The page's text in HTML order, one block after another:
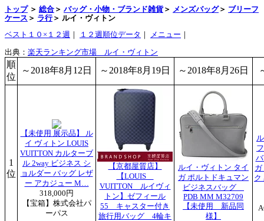
トップ＞ 総合 ＞ バッグ・小物・ブランド雑貨＞ メンズバッグ＞ ブリーフ
ケース ＞ ラ行＞ ルイ・ヴィトン
ベスト１０×１２週 ｜ １２週順位データ ｜ メニュー ｜
出典： 楽天ランキング市場 ルイ・ヴィトン
順
位
～2018年8月12日 ～2018年8月19日 ～2018年8月26日
1
位
【未使用 展示品】 ル
イ ヴィトン LOUIS
VUITTON カルターブ
ル 2way ビジネス シ
ョルダー バッグ レザ
ー アカジュー M…
318,000円
【宝箱】株式会社パ
ーパス
【京都屋質店】
【LOUIS
VUITTON ルイヴィ
トン】ゼフィール
55 キャスター付き
旅行用バッグ 4輪キ
ルイ・ヴィトン タイ
ガ ポルトドキュマン
ビジネスバッグ
PDB MM M32709
【未使用 新品同
様】
ガ
ク